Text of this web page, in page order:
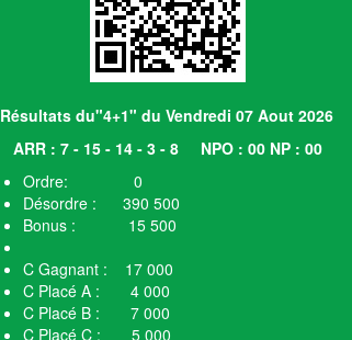
Résultats du"4+1" du Vendredi 07 Aout 2026
ARR : 7 - 15 - 14 - 3 - 8 NPO : 00 NP : 00
Ordre: 0
Désordre : 390 500
Bonus : 15 500
C Gagnant : 17 000
C Placé A : 4 000
C Placé B : 7 000
C Placé C : 5 000